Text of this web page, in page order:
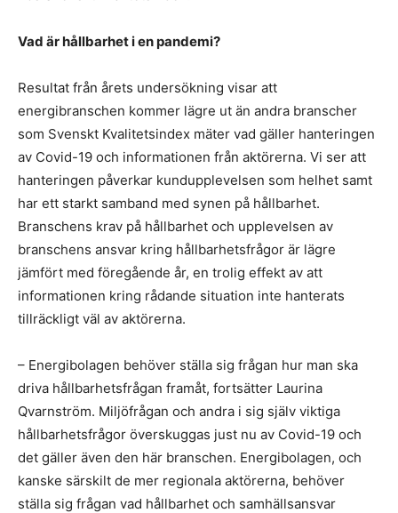
Vad är hållbarhet i en pandemi?
Resultat från årets undersökning visar att
energibranschen kommer lägre ut än andra branscher
som Svenskt Kvalitetsindex mäter vad gäller hanteringen
av Covid-19 och informationen från aktörerna. Vi ser att
hanteringen påverkar kundupplevelsen som helhet samt
har ett starkt samband med synen på hållbarhet.
Branschens krav på hållbarhet och upplevelsen av
branschens ansvar kring hållbarhetsfrågor är lägre
jämfört med föregående år, en trolig effekt av att
informationen kring rådande situation inte hanterats
tillräckligt väl av aktörerna.
– Energibolagen behöver ställa sig frågan hur man ska
driva hållbarhetsfrågan framåt, fortsätter Laurina
Qvarnström. Miljöfrågan och andra i sig själv viktiga
hållbarhetsfrågor överskuggas just nu av Covid-19 och
det gäller även den här branschen. Energibolagen, och
kanske särskilt de mer regionala aktörerna, behöver
ställa sig frågan vad hållbarhet och samhällsansvar